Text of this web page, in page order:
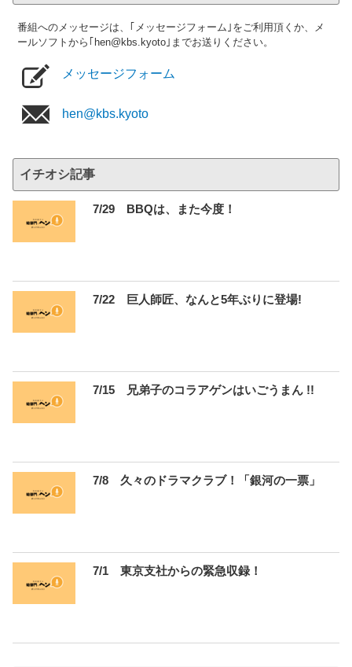
番組へのメッセージは、｢メッセージフォーム｣をご利用頂くか、メ
ールソフトから｢hen@kbs.kyoto｣までお送りください。
メッセージフォーム
hen@kbs.kyoto
イチオシ記事
7/29 BBQは、また今度！
7/22 巨人師匠、なんと5年ぶりに登場!
7/15 兄弟子のコラアゲンはいごうまん !!
7/8 久々のドラマクラブ！「銀河の一票」
7/1 東京支社からの緊急収録！